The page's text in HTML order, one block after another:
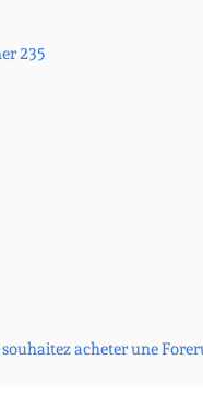
235
acheter une